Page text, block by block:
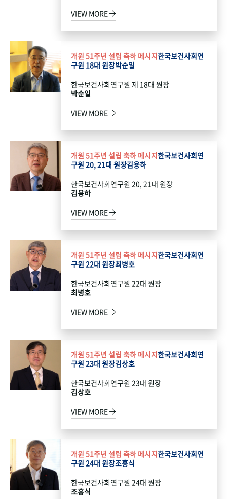
VIEW MORE
개원 51주년 설립 축하 메시지한국보건사회연
구원 18대 원장박순일
한국보건사회연구원 제 18대 원장
박순일
VIEW MORE
개원 51주년 설립 축하 메시지한국보건사회연
구원 20, 21대 원장김용하
한국보건사회연구원 20, 21대 원장
김용하
VIEW MORE
개원 51주년 설립 축하 메시지한국보건사회연
구원 22대 원장최병호
한국보건사회연구원 22대 원장
최병호
VIEW MORE
개원 51주년 설립 축하 메시지한국보건사회연
구원 23대 원장김상호
한국보건사회연구원 23대 원장
김상호
VIEW MORE
개원 51주년 설립 축하 메시지한국보건사회연
구원 24대 원장조흥식
한국보건사회연구원 24대 원장
조흥식